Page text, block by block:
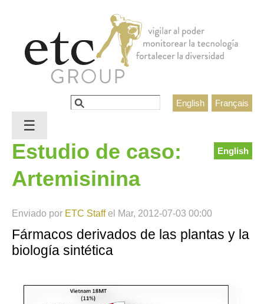
Français
English
Formulario de búsqueda
Buscar
English
Estudio de caso:
Artemisinina
Enviado por ETC Staffel Mar, 2012-07-03 00:00
Fármacos derivados de las plantas y la
biología sintética
☰